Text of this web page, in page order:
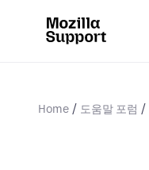
Home 도움말 포럼